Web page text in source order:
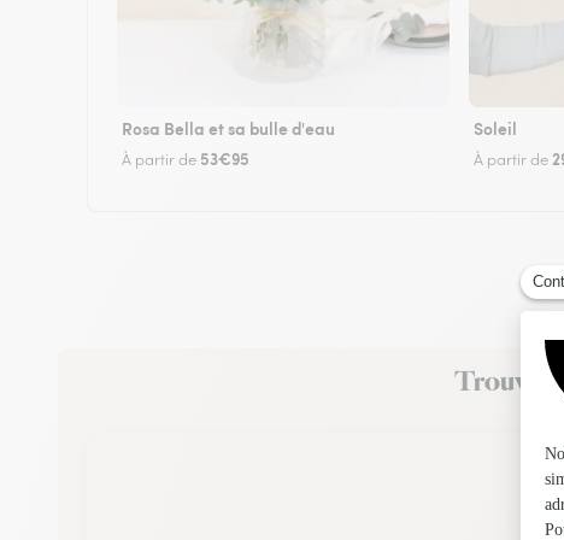
Rosa Bella et sa bulle d'eau
À partir de 53€95
Soleil
À partir de
Trouvez